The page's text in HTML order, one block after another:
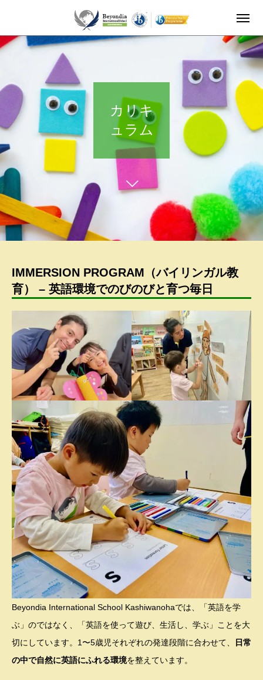
カリキ
ュラム
IMMERSION PROGRAM（バイリンガル教
育） – 英語環境でのびのびと育つ毎日
Beyondia International School Kashiwanohaでは、「英語を学
ぶ」のではなく、「英語を使って遊び、生活し、学ぶ」ことを大
切にしています。1〜5歳児それぞれの発達段階に合わせて、
日常
の中で自然に英語にふれる環境を整えています。